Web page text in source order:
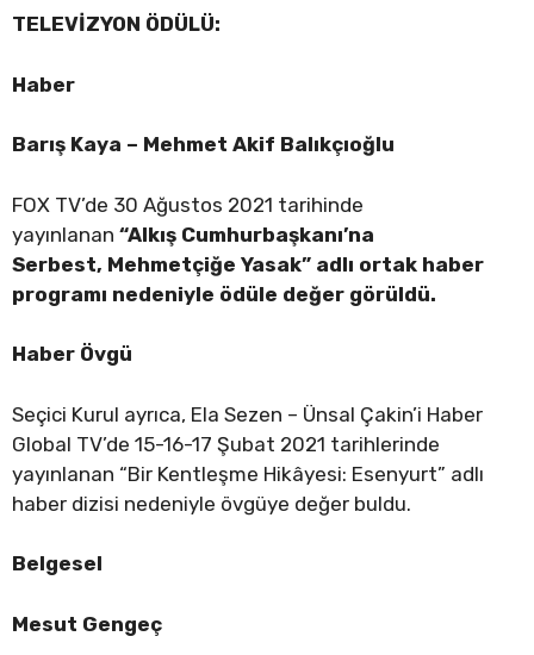
TELEVİZYON ÖDÜLÜ:
Haber
Barış Kaya – Mehmet Akif Balıkçıoğlu
FOX TV’de 30 Ağustos 2021 tarihinde
yayınlanan “Alkış Cumhurbaşkanı’na
Serbest, Mehmetçiğe Yasak” adlı ortak haber
programı nedeniyle ödüle değer görüldü.
Haber Övgü
Seçici Kurul ayrıca, Ela Sezen – Ünsal Çakin’i Haber
Global TV’de 15-16-17 Şubat 2021 tarihlerinde
yayınlanan “Bir Kentleşme Hikâyesi: Esenyurt” adlı
haber dizisi nedeniyle övgüye değer buldu.
Belgesel
Mesut Gengeç